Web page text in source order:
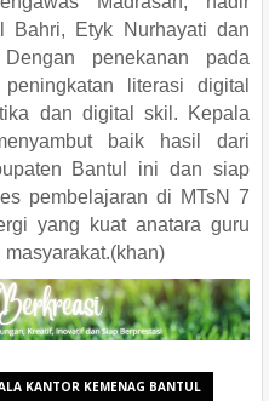
Bahri, Etyk Nurhayati dan
penekanan pada
literasi digital
dan digital skil. Kepala
baik hasil dari
Bantul ini dan siap
pembelajaran di MTsN 7
yang kuat anatara guru
KANTOR KEMENAG BANTUL